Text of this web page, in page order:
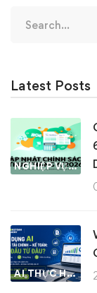
for:
Latest Posts
NGHIỆP VỤ KẾ TOÁN & THUẾ
AI THỰC HÀNH